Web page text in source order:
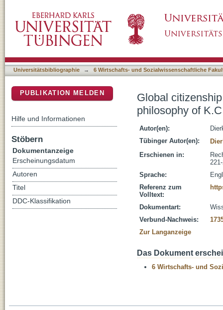
Universitätsbibliographie → 6 Wirtschafts- und Sozialwissenschaftliche
Global
philosophy of
Autor(en):
Tübinger Autor(en):
Erschienen in:
Sprache:
Referenz zum
Volltext:
Dokumentart:
Verbund-Nachweis:
Zur Langanzeige
Das Dokument
6 Wirtschafts- und
PUBLIKATION MELDEN
Hilfe und Informationen
Stöbern
Dokumentanzeige
Erscheinungsdatum
Autoren
Titel
DDC-Klassifikation